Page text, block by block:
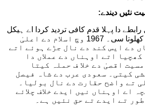
نئیں دیندے:
دا پہلا قدم کافی تردید کردا اے ہیکل
دا پرنا حصہ ای صرف کھلوتا سی۔ 1967 وچ اسلام دے اعلیٰ
دے ایس کند دے نال جڑے ہوئے اتے
اتے اوہناں دے عملاں دا
اقصیٰ دے خلا ف حملہ کیتا
کیتی۔ سعودی عرب دے شاہ فیصل
تے واضح حقارت دے نال بولیا۔
اے اوہناں نیں ایدے خلاف چلائے
تے ایدے تے حق نئیں ہے۔